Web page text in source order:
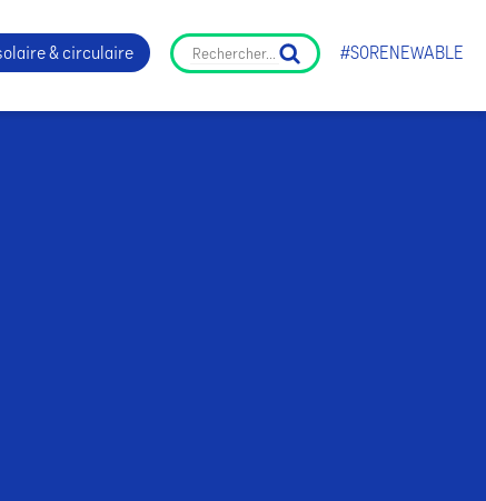
& circulaire #SORENEWABLE